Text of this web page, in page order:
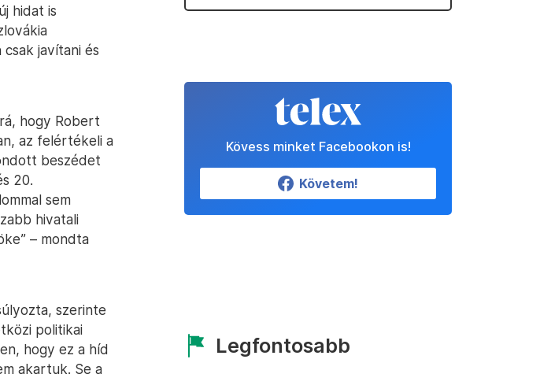
hidat is
javítani és
hogy Robert
az felértékeli a
beszédet
20.
sem
hivatali
– mondta
szerinte
politikai
hogy ez a híd
akartuk. Se a
Kövess minket Facebookon is!
Követem!
Legfontosabb